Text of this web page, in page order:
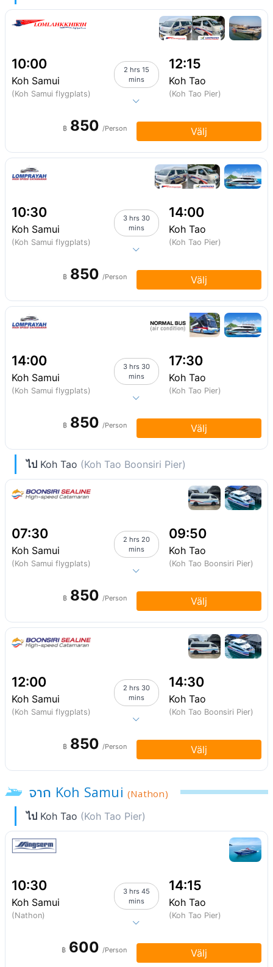
10:00
Koh Samui
(Koh Samui flygplats)
2 hrs 15
mins
12:15
Koh Tao
(Koh Tao Pier)
฿ 850 /Person Välj
10:30
Koh Samui
(Koh Samui flygplats)
3 hrs 30
mins
14:00
Koh Tao
(Koh Tao Pier)
฿ 850 /Person Välj
14:00
Koh Samui
(Koh Samui flygplats)
3 hrs 30
mins
17:30
Koh Tao
(Koh Tao Pier)
฿ 850 /Person Välj
ไป Koh Tao (Koh Tao Boonsiri Pier)
07:30
Koh Samui
(Koh Samui flygplats)
2 hrs 20
mins
09:50
Koh Tao
(Koh Tao Boonsiri Pier)
฿ 850 /Person Välj
12:00
Koh Samui
(Koh Samui flygplats)
2 hrs 30
mins
14:30
Koh Tao
(Koh Tao Boonsiri Pier)
฿ 850 /Person Välj
จาก Koh Samui(Nathon)
ไป Koh Tao (Koh Tao Pier)
10:30
Koh Samui
(Nathon)
3 hrs 45
mins
14:15
Koh Tao
(Koh Tao Pier)
฿ 600 /Person Välj